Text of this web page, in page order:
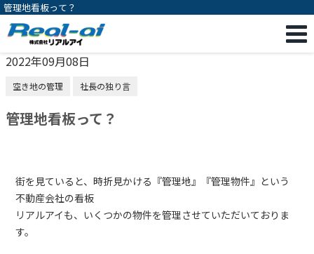
管理地看板って？
2022年09月08日
空き地の管理 社長の独り言
管理地看板って？
街を見ていると、時折見かける『管理地』『管理物件』という
不動産会社の看板
リアルアイも、いくつかの物件を管理させていただいておりま
す。